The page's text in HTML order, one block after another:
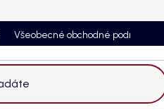
Všeobecné obchodné podmienky